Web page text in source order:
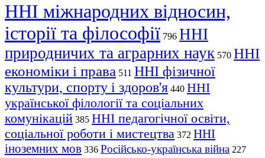
ННІ міжнародних відносин,
історії та філософії 796 ННІ
природничих та аграрних наук 570 ННІ
економіки і права 511 ННІ фізичної
культури, спорту і здоров'я 440 ННІ
української філології та соціальних
комунікацій 385 ННІ педагогічної освіти,
соціальної роботи і мистецтва 372 ННІ
іноземних мов 336 Російсько-українська війна 227